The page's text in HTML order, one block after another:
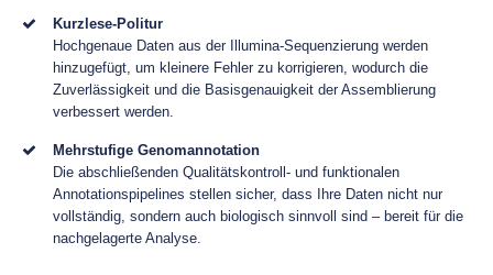
Kurzlese-Politur
Hochgenaue Daten aus der Illumina-Sequenzierung werden
hinzugefügt, um kleinere Fehler zu korrigieren, wodurch die
Zuverlässigkeit und die Basisgenauigkeit der Assemblierung
verbessert werden.
Mehrstufige Genomannotation
Die abschließenden Qualitätskontroll- und funktionalen
Annotationspipelines stellen sicher, dass Ihre Daten nicht nur
vollständig, sondern auch biologisch sinnvoll sind – bereit für die
nachgelagerte Analyse.